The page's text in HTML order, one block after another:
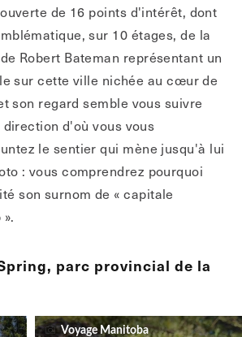
de 16 points d'intérêt, dont
sur 10 étages, de la
Robert Bateman représentant un
sur cette ville nichée au cœur de
son regard semble vous suivre
d'où vous vous
le sentier qui mène jusqu'à lui
: vous comprendrez pourquoi
son surnom de « capitale
parc provincial de la
Voyage Manitoba